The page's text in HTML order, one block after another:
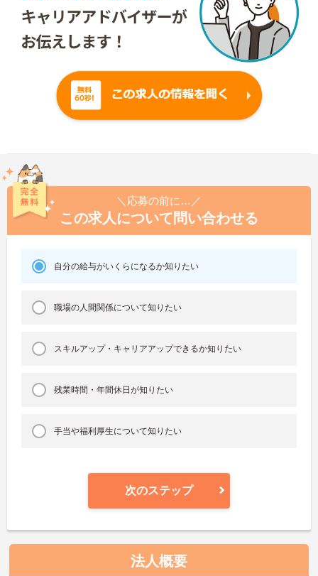
＼応募の前に…／
この求人について問い合わせる
自分の給与がいくらになるか知りたい
職場の人間関係について知りたい
スキルアップ・キャリアアップできるか知りたい
残業時間・年間休日が知りたい
手当や福利厚生について知りたい
次のステップ
法人概要